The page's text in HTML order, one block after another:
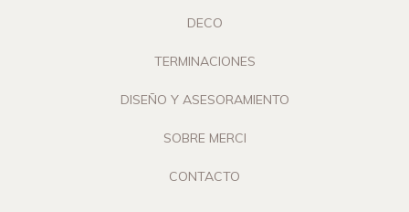
DECO
TERMINACIONES
DISEÑO Y ASESORAMIENTO
SOBRE MERCI
CONTACTO